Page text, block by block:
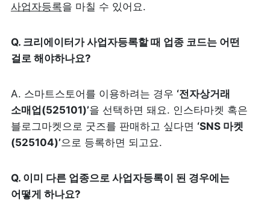
사업자등록을 마칠 수 있어요.
Q. 크리에이터가 사업자등록할 때 업종 코드는 어떤
걸로 해야하나요?
A. 스마트스토어를 이용하려는 경우 ‘전자상거래
소매업(525101)’을 선택하면 돼요. 인스타마켓 혹은
블로그마켓으로 굿즈를 판매하고 싶다면 ‘SNS 마켓
(525104)’으로 등록하면 되고요.
Q. 이미 다른 업종으로 사업자등록이 된 경우에는
어떻게 하나요?